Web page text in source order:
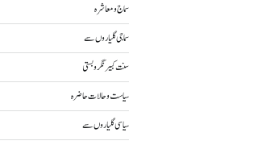
سماج و معاشرہ
سماجی گلیاروں سے
سنت کبیر نگر و بستی
سیاست و حالات حاضرہ
سیاسی گلیاروں سے